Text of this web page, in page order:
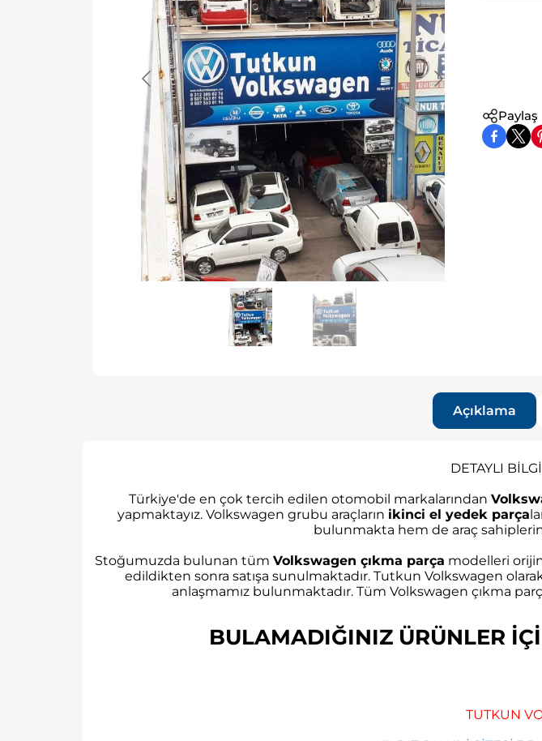
Paylaş
Açıklama
DETAYLI
Türkiye'de en çok tercih edilen otomobil markalarından
yapmaktayız. Volkswagen grubu araçların ikinci el yedek parça
bulunmakta hem de araç
Stoğumuzda bulunan tüm Volkswagen çıkma parça modelleri
edildikten sonra satışa sunulmaktadır. Tutkun Volkswagen
anlaşmamız bulunmaktadır. Tüm Volkswagen çıkma
BULAMADIĞINIZ ÜRÜNLER
TUTKUN